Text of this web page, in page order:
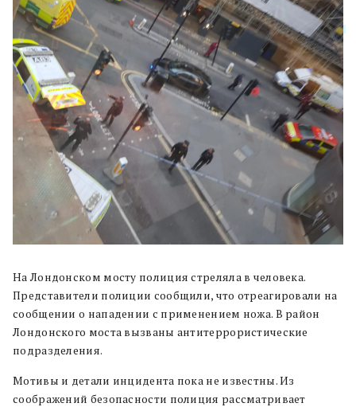
На Лондонском мосту полиция стреляла в человека.
Представители полиции сообщили, что отреагировали на
сообщении о нападении с применением ножа. В район
Лондонского моста вызваны антитеррористические
подразделения.
Мотивы и детали инцидента пока не известны. Из
соображений безопасности полиция рассматривает